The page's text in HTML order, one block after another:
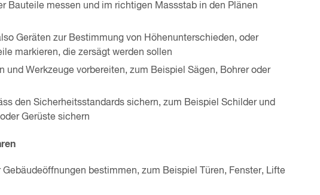
Bauteile messen und im richtigen Massstab in den Plänen
Geräten zur Bestimmung von Höhenunterschieden, oder
markieren, die zersägt werden sollen
und Werkzeuge vorbereiten, zum Beispiel Sägen, Bohrer oder
den Sicherheitsstandards sichern, zum Beispiel Schilder und
Gerüste sichern
bestimmen, zum Beispiel Türen, Fenster, Lifte